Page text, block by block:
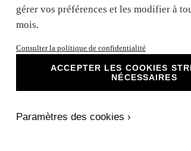
gérer vos préférences et les modifier à
mois.
Consulter la politique de confidentialité
ACCEPTER LES COOKIES
NÉCESSAIRES
Paramètres des cookies ›